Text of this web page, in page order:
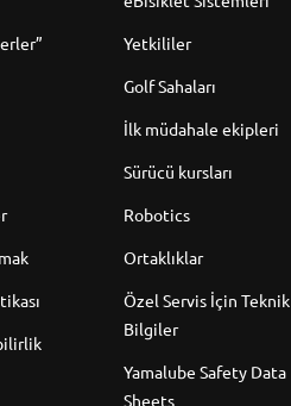
Yetkililer
Golf Sahaları
İlk müdahale ekipleri
Sürücü kursları
Robotics
Ortaklıklar
Özel Servis İçin Teknik
Bilgiler
Yamalube Safety Data
Sheets